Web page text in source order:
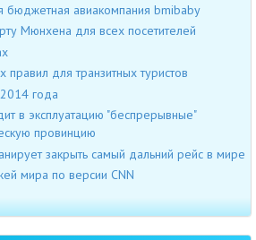
бюджетная авиакомпания bmibaby
Мюнхена для всех посетителей
для транзитных туристов
года
в эксплуатацию "беспрерывные"
провинцию
закрыть самый дальний рейс в мире
мира по версии CNN